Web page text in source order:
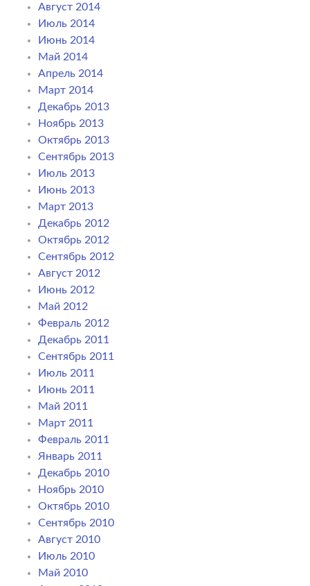
Август 2014
Июль 2014
Июнь 2014
Май 2014
Апрель 2014
Март 2014
Декабрь 2013
Ноябрь 2013
Октябрь 2013
Сентябрь 2013
Июль 2013
Июнь 2013
Март 2013
Декабрь 2012
Октябрь 2012
Сентябрь 2012
Август 2012
Июнь 2012
Май 2012
Февраль 2012
Декабрь 2011
Сентябрь 2011
Июль 2011
Июнь 2011
Май 2011
Март 2011
Февраль 2011
Январь 2011
Декабрь 2010
Ноябрь 2010
Октябрь 2010
Сентябрь 2010
Август 2010
Июль 2010
Май 2010